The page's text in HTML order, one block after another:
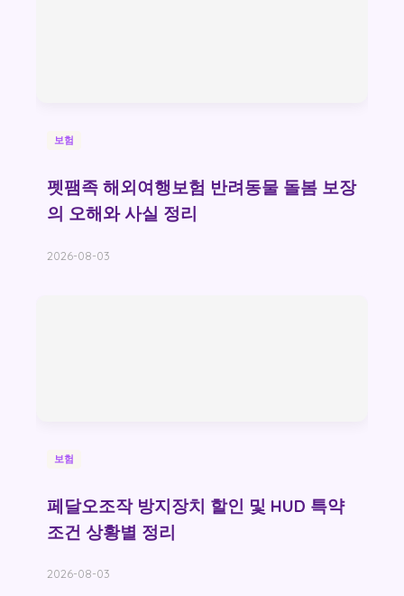
보험
펫팸족 해외여행보험 반려동물 돌봄 보장
의 오해와 사실 정리
2026-08-03
보험
페달오조작 방지장치 할인 및 HUD 특약
조건 상황별 정리
2026-08-03